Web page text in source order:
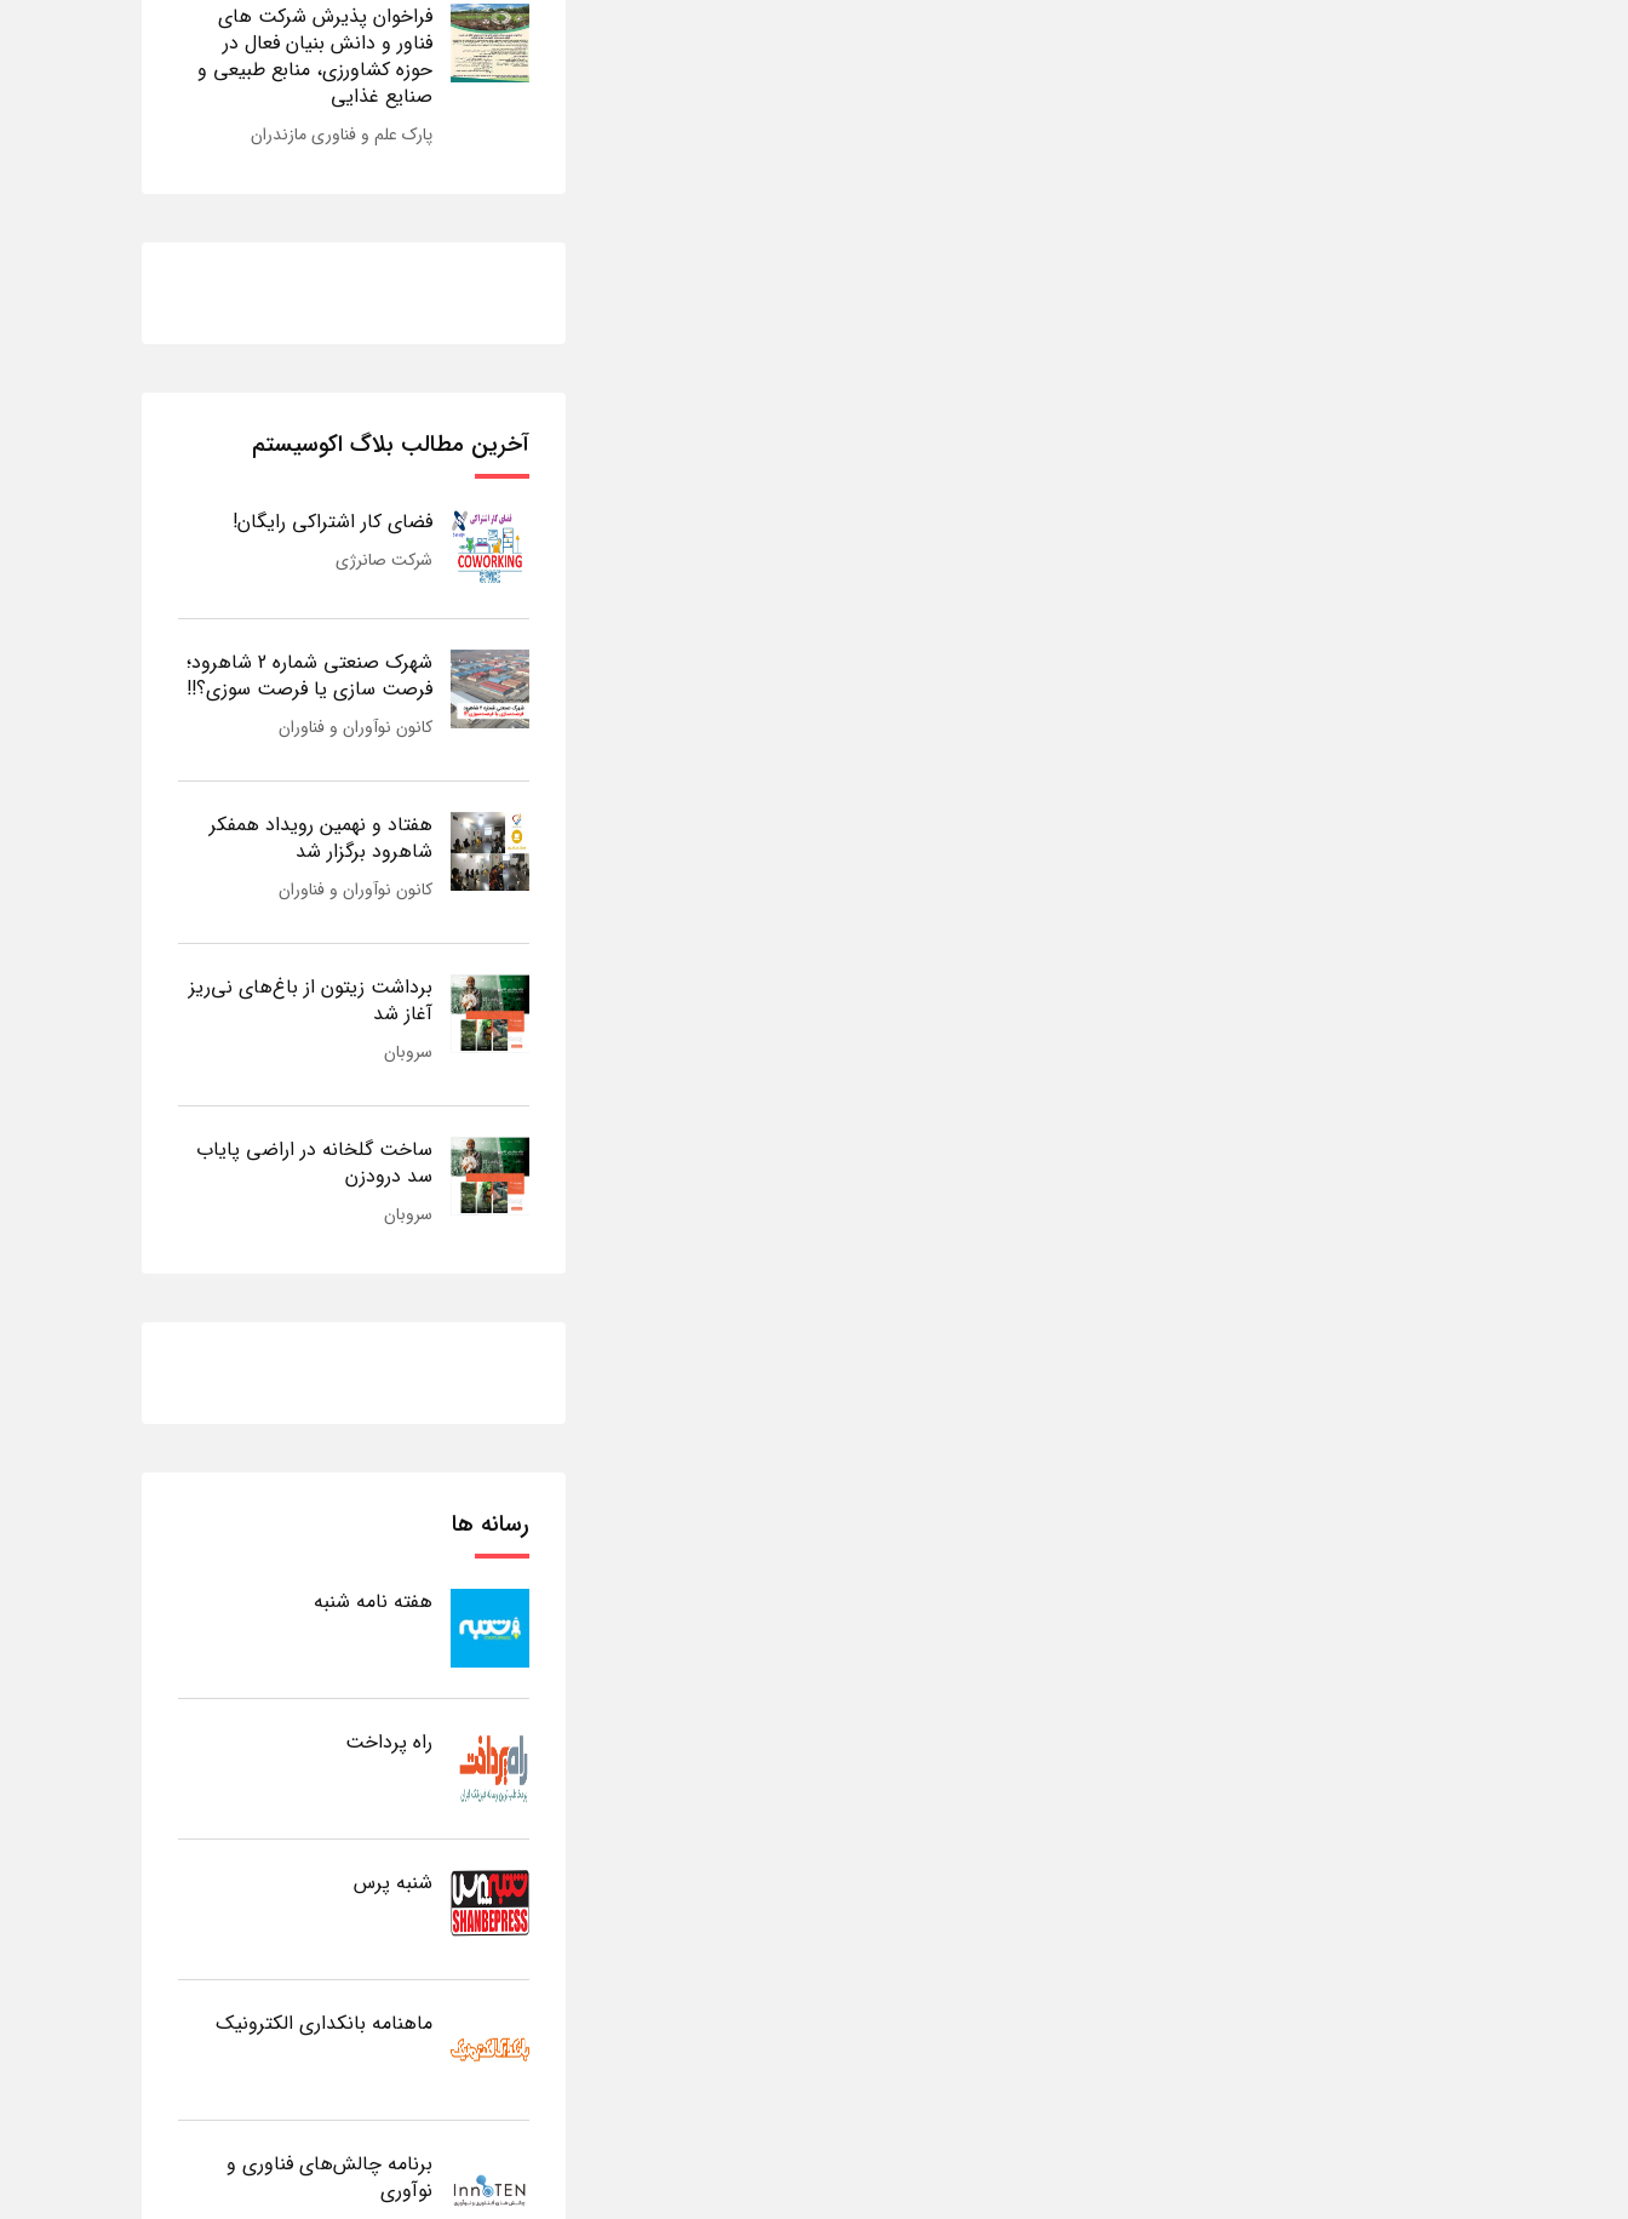
فراخوان پذیرش شرکت های
فناور و دانش بنیان فعال در
حوزه کشاورزی، منابع طبیعی و
صنایع غذایی
پارک علم و فناوری مازندران
آخرین مطالب بلاگ اکوسیستم
فضای کار اشتراکی رایگان!
شرکت صانرژی
شهرک صنعتی شماره 2 شاهرود؛
فرصت سازی یا فرصت سوزی؟!!
کانون نوآوران و فناوران
هفتاد و نهمین رویداد همفکر
شاهرود برگزار شد
کانون نوآوران و فناوران
برداشت زیتون از باغ‌های نی‌ریز
آغاز شد
سروبان
ساخت گلخانه در اراضی پایاب
سد درودزن
سروبان
رسانه ها
هفته نامه شنبه
راه پرداخت
شنبه پرس
ماهنامه بانکداری الکترونیک
برنامه چالش‌های فناوری و
نوآوری